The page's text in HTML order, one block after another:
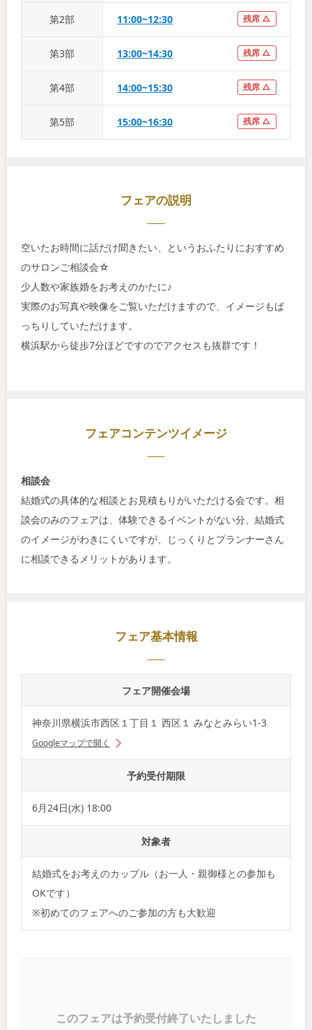
第2部 11:00~12:30 残席 △
第3部 13:00~14:30 残席 △
第4部 14:00~15:30 残席 △
第5部 15:00~16:30 残席 △
フェアの説明
空いたお時間に話だけ聞きたい、というおふたりにおすすめ
のサロンご相談会☆
少人数や家族婚をお考えのかたに♪
実際のお写真や映像をご覧いただけますので、イメージもば
っちりしていただけます。
横浜駅から徒歩7分ほどですのでアクセスも抜群です！
フェアコンテンツイメージ
相談会
結婚式の具体的な相談とお見積もりがいただける会です。相
談会のみのフェアは、体験できるイベントがない分、結婚式
のイメージがわきにくいですが、じっくりとプランナーさん
に相談できるメリットがあります。
フェア基本情報
フェア開催会場
神奈川県横浜市西区１丁目１ 西区１ みなとみらい1-3
Googleマップで開く
予約受付期限
6月24日(水) 18:00
対象者
結婚式をお考えのカップル（お一人・親御様との参加も
OKです）
※初めてのフェアへのご参加の方も大歓迎
このフェアは予約受付終了いたしました